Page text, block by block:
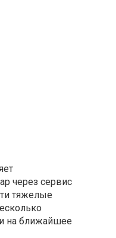
через сервис
тяжелые
на ближайшее